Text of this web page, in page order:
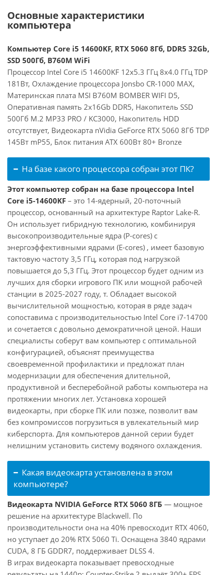
Основные характеристики
компьютера
Компьютер Core i5 14600KF, RTX 5060 8Гб, DDR5 32Gb,
SSD 500Гб, B760M WiFi
Процессор Intel Core i5 14600KF 12x5.3 ГГц 8x4.0 ГГц TDP
181Вт, Охлаждение процессора Jonsbo CR-1000 MAX,
Материнская плата MSI B760M BOMBER WIFI D5,
Оперативная память 2x16Gb DDR5, Накопитель SSD
500Гб M.2 MP33 PRO / KC3000, Накопитель HDD
отсутствует, Видеокарта nVidia GeForce RTX 5060 8Гб TDP
145Вт mP55, Блок питания ATX 600Вт 80+ Bronze
На базе какого процессора собран этот ПК?
Этот компьютер собран на базе процессора Intel
Core i5-14600KF – это 14-ядерный, 20-поточный
процессор, основанный на архитектуре Raptor Lake-R.
Он использует гибридную технологию, комбинируя
высокопроизводительные ядра (P-cores) с
энергоэффективными ядрами (E-cores) , имеет базовую
тактовую частоту 3,5 ГГц, которая под нагрузкой
повышается до 5,3 ГГц. Этот процессор будет одним из
лучших для сборки игрового ПК или мощной рабочей
станции в 2025-2027 году, т. Обладает высокой
вычислительной мощностью, которая в ряде задач
сопоставима с производительностью Intel Core i7-14700
и сочетается с довольно демократичной ценой. Наши
специалисты соберут вам компьютер с оптимальной
конфигурацией, объяснят преимущества
своевременной профилактики и предложат план
модернизации для обеспечения длительной,
продуктивной и бесперебойной работы компьютера на
протяжении многих лет. Установка хорошей
видеокарты, при сборке ПК или позже, позволит вам
без компромиссов погрузиться в увлекательный мир
киберспорта. Для компьютеров данной серии будет
нелишним установить систему водяного охлаждения.
Какая видеокарта установлена в этом
компьютере?
Видеокарта NVIDIA GeForce RTX 5060 8ГБ — мощное
решение на архитектуре Blackwell. По
производительности она на 40% превосходит RTX 4060,
но уступает до 20% RTX 5060 Ti. Оснащена 3840 ядрами
CUDA, 8 ГБ GDDR7, поддерживает DLSS 4.
В играх видеокарта показывает превосходные